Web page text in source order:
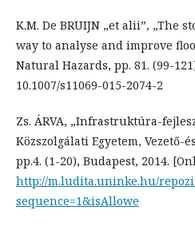
K.M. De BRUIJN „et alii”, „The
way to analyse and improve
Natural Hazards, pp. 81. (99-
10.1007/s11069-015-2074-2
Zs. ÁRVA, „Infrastruktúra-
Közszolgálati Egyetem, Vezető-
pp.4. (1-20), Budapest, 2014.
http://m.ludita.uninke.hu/
sequence=1&isAllowe